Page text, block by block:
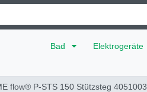
Bad Elektrogeräte
flow® P-STS 150 Stützsteg 4051003